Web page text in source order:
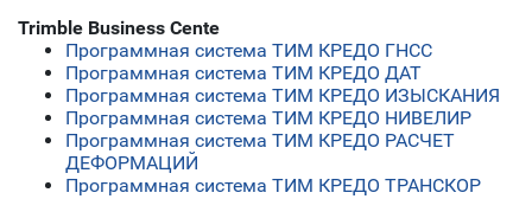
Trimble Business Cente
Программная система ТИМ КРЕДО ГНСС
Программная система ТИМ КРЕДО ДАТ
Программная система ТИМ КРЕДО ИЗЫСКАНИЯ
Программная система ТИМ КРЕДО НИВЕЛИР
Программная система ТИМ КРЕДО РАСЧЕТ
ДЕФОРМАЦИЙ
Программная система ТИМ КРЕДО ТРАНСКОР